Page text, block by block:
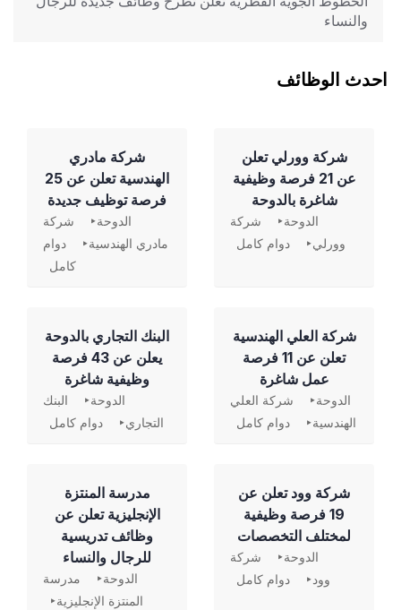
والنساء
احدث الوظائف
شركة وورلي تعلن
عن 21 فرصة وظيفية
شاغرة بالدوحة
الدوحة
شركة
وورلي
دوام كامل
شركة مادري
الهندسية تعلن عن 25
فرصة توظيف جديدة
الدوحة
شركة
مادري الهندسية
دوام
كامل
شركة العلي الهندسية
تعلن عن 11 فرصة
عمل شاغرة
الدوحة
شركة العلي
الهندسية
دوام كامل
‏البنك التجاري بالدوحة
يعلن عن 43 فرصة
وظيفية شاغرة
الدوحة
البنك
التجاري
دوام كامل
شركة وود تعلن عن
19 فرصة وظيفية
لمختلف التخصصات
الدوحة
شركة
وود
دوام كامل
مدرسة المنتزة
الإنجليزية تعلن عن
وظائف تدريسية
للرجال والنساء
الدوحة
مدرسة
المنتزة الإنجليزية